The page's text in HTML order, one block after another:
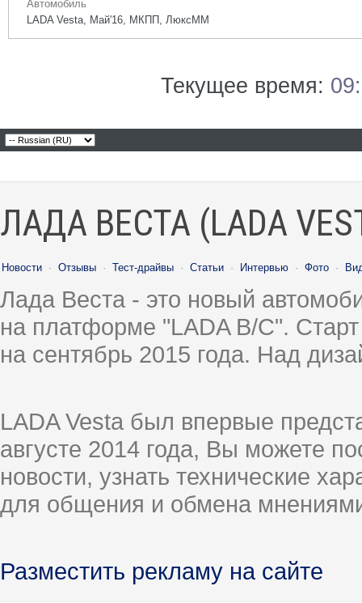
Автомобиль
LADA Vesta, Май'16, МКПП, ЛюксММ
Текущее время:
ЛАДА ВЕСТА (LADA
Новости · Отзывы · Тест-драйвы · Статьи · Интервью · Фото ·
Лада Веста - это новый
на платформе "LADA B/C".
на сентябрь 2015 года. Над
LADA Vesta был впервые
августе 2014 года, Вы можете
новости, узнать технические
для общения и обмена
Разместить рекламу на сайте